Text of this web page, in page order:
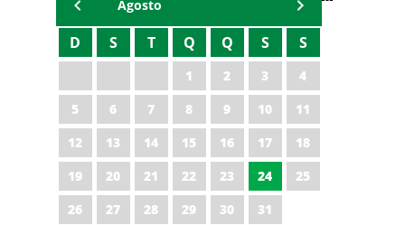
Agosto
D S T Q Q S S
1 2 3
4
5
6 7 8 9 10
11
12
13 14 15 16 17
18
19
20 21 22 23 24
25
26
27 28 29 30 31